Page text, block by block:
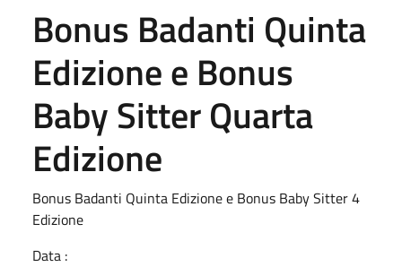
Bonus Badanti Quinta
Edizione e Bonus
Baby Sitter Quarta
Edizione
Bonus Badanti Quinta Edizione e Bonus Baby Sitter 4
Edizione
Data :